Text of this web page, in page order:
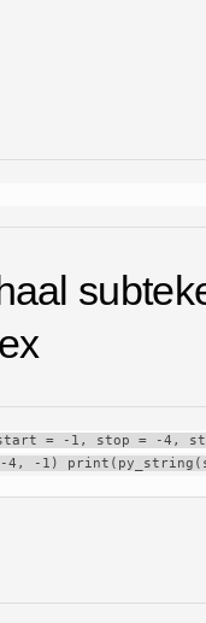
= -1, stop = -4,
-1)